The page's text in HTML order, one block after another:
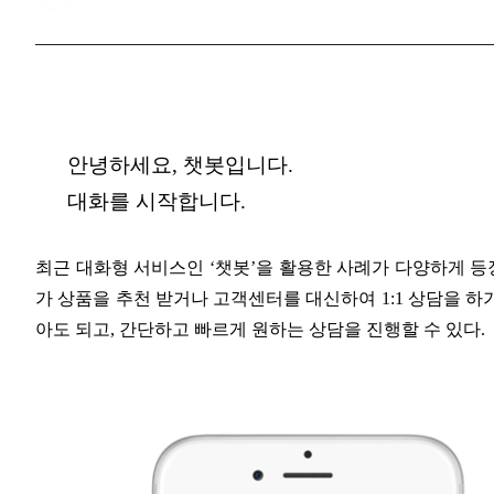
안녕하세요, 챗봇입니다.
대화를 시작합니다.
최근 대화형 서비스인 ‘챗봇’을 활용한 사례가 다양하게
가 상품을 추천 받거나 고객센터를 대신하여 1:1 상담을
아도 되고, 간단하고 빠르게 원하는 상담을 진행할 수 있다.